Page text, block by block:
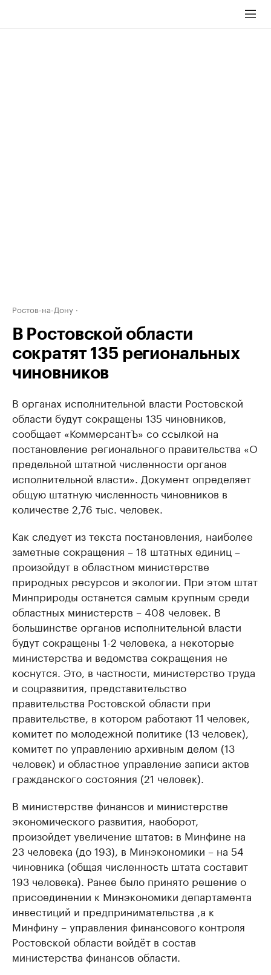
Ростов-на-Дону
В Ростовской области
сократят 135 региональных
чиновников
В органах исполнительной власти Ростовской
области будут сокращены 135 чиновников,
сообщает «КоммерсантЪ» со ссылкой на
постановление регионального правительства «О
предельной штатной численности органов
исполнительной власти». Документ определяет
общую штатную численность чиновников в
количестве 2,76 тыс. человек.
Как следует из текста постановления, наиболее
заметные сокращения – 18 штатных единиц –
произойдут в областном министерстве
природных ресурсов и экологии. При этом штат
Минприроды останется самым крупным среди
областных министерств – 408 человек. В
большинстве органов исполнительной власти
будут сокращены 1-2 человека, а некоторые
министерства и ведомства сокращения не
коснутся. Это, в частности, министерство труда
и соцразвития, представительство
правительства Ростовской области при
правительстве, в котором работают 11 человек,
комитет по молодежной политике (13 человек),
комитет по управлению архивным делом (13
человек) и областное управление записи актов
гражданского состояния (21 человек).
В министерстве финансов и министерстве
экономического развития, наоборот,
произойдет увеличение штатов: в Минфине на
23 человека (до 193), в Минэкономики – на 54
чиновника (общая численность штата составит
193 человека). Ранее было принято решение о
присоединении к Минэкономики департамента
инвестиций и предпринимательства ,а к
Минфину – управления финансового контроля
Ростовской области войдёт в состав
министерства финансов области.